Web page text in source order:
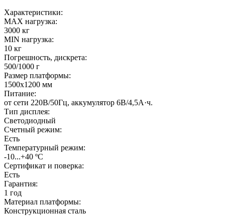
Характеристики:
MAX нагрузка:
3000 кг
MIN нагрузка:
10 кг
Погрешность, дискрета:
500/1000 г
Размер платформы:
1500х1200 мм
Питание:
от сети 220В/50Гц, аккумулятор 6В/4,5А·ч.
Тип дисплея:
Светодиодный
Счетный режим:
Есть
Температурный режим:
-10...+40 ºС
Сертификат и поверка:
Есть
Гарантия:
1 год
Материал платформы:
Конструкционная сталь